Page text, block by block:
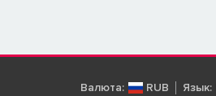
Валюта: RUB Язык: